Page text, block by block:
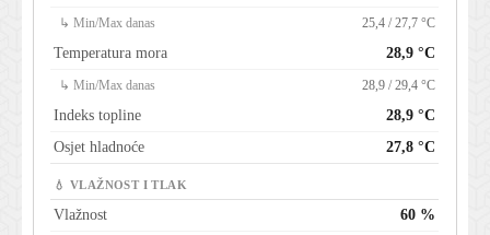
↳ Min/Max danas 25,4 / 27,7 °C
Temperatura mora 28,9 °C
↳ Min/Max danas 28,9 / 29,4 °C
Indeks topline
28,9 °C
Osjet hladnoće
27,8 °C
💧 VLAŽNOST I TLAK
Vlažnost
60 %